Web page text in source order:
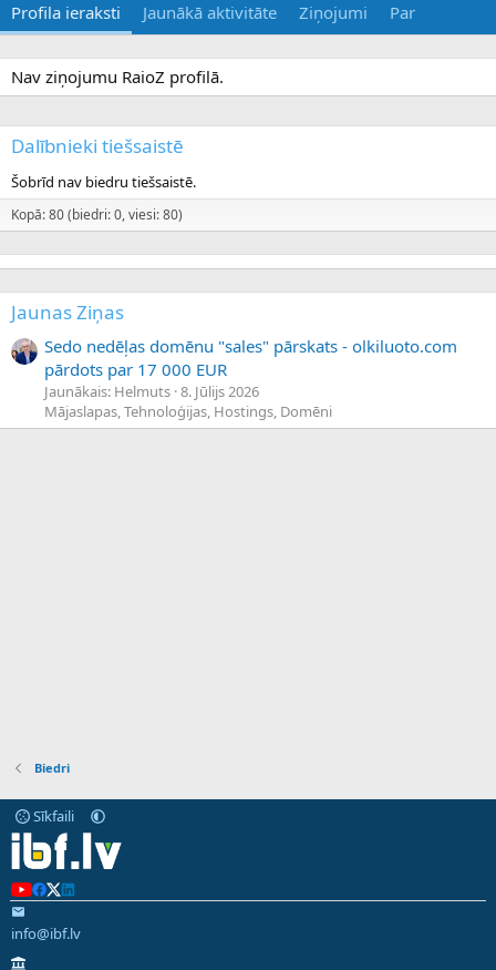
Profila ieraksti Jaunākā aktivitāte Ziņojumi Par
Nav ziņojumu RaioZ profilā.
Dalībnieki tiešsaistē
Šobrīd nav biedru tiešsaistē.
Kopā: 80 (biedri: 0, viesi: 80)
Jaunas Ziņas
Sedo nedēļas domēnu "sales" pārskats - olkiluoto.com
pārdots par 17 000 EUR
Jaunākais: Helmuts 8. Jūlijs 2026
Mājaslapas, Tehnoloģijas, Hostings, Domēni
Biedri
Sīkfaili
info@ibf.lv